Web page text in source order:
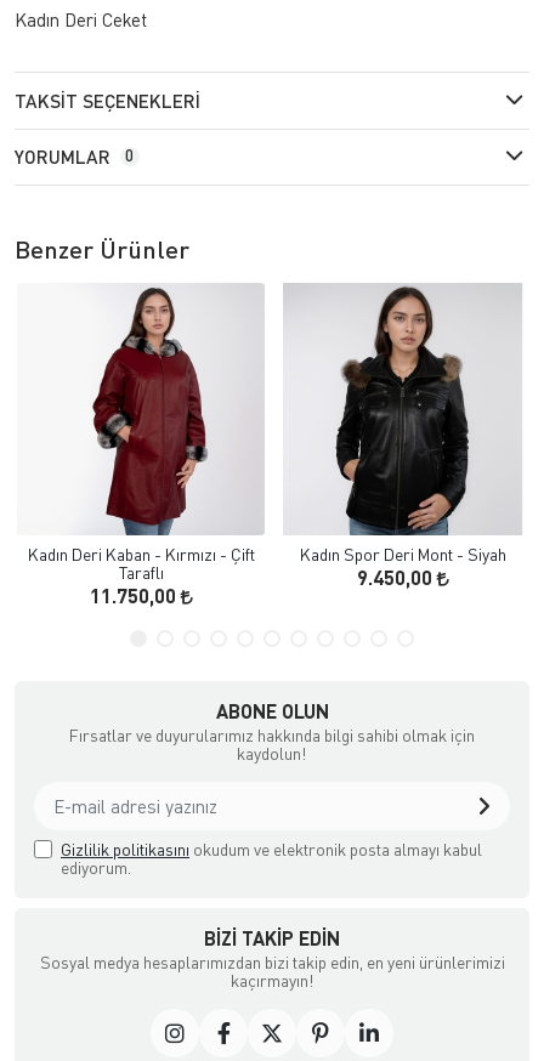
Kadın Deri Ceket
TAKSIT SEÇENEKLERI
YORUMLAR 0
Benzer Ürünler
Kadın Deri Kaban - Kırmızı - Çift
Taraflı
11.750,00
Kadın Spor Deri Mont - Siyah
9.450,00
ABONE OLUN
Fırsatlar ve duyurularımız hakkında bilgi sahibi olmak için
kaydolun!
Gizlilik politikasını okudum ve elektronik posta almayı kabul
ediyorum.
BIZI TAKIP EDIN
Sosyal medya hesaplarımızdan bizi takip edin, en yeni ürünlerimizi
kaçırmayın!